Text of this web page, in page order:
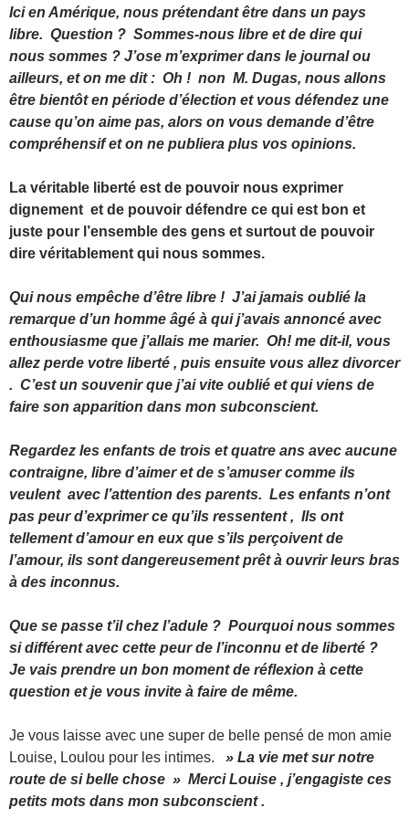
Ici en Amérique, nous prétendant être dans un pays
libre. Question ? Sommes-nous libre et de dire qui
nous sommes ? J’ose m’exprimer dans le journal ou
ailleurs, et on me dit : Oh ! non M. Dugas, nous allons
être bientôt en période d’élection et vous défendez une
cause qu’on aime pas, alors on vous demande d’être
compréhensif et on ne publiera plus vos opinions.
La véritable liberté est de pouvoir nous exprimer
dignement et de pouvoir défendre ce qui est bon et
juste pour l’ensemble des gens et surtout de pouvoir
dire véritablement qui nous sommes.
Qui nous empêche d’être libre ! J’ai jamais oublié la
remarque d’un homme âgé à qui j’avais annoncé avec
enthousiasme que j’allais me marier. Oh! me dit-il, vous
allez perde votre liberté , puis ensuite vous allez divorcer
. C’est un souvenir que j’ai vite oublié et qui viens de
faire son apparition dans mon subconscient.
Regardez les enfants de trois et quatre ans avec aucune
contraigne, libre d’aimer et de s’amuser comme ils
veulent avec l’attention des parents. Les enfants n’ont
pas peur d’exprimer ce qu’ils ressentent , Ils ont
tellement d’amour en eux que s’ils perçoivent de
l’amour, ils sont dangereusement prêt à ouvrir leurs bras
à des inconnus.
Que se passe t’il chez l’adule ? Pourquoi nous sommes
si différent avec cette peur de l’inconnu et de liberté ?
Je vais prendre un bon moment de réflexion à cette
question et je vous invite à faire de même.
Je vous laisse avec une super de belle pensé de mon amie
Louise, Loulou pour les intimes.
» La vie met sur notre
route de si belle chose » Merci Louise , j’engagiste ces
petits mots dans mon subconscient .